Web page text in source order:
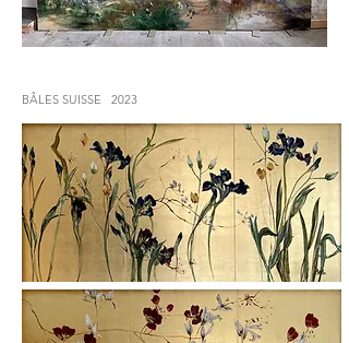
BÂLES SUISSE 2023